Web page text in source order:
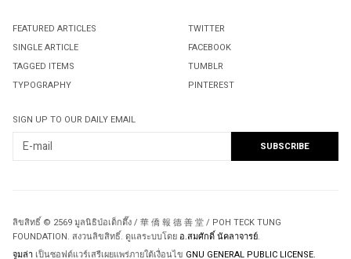
FEATURED ARTICLES
SINGLE ARTICLE
TAGGED ITEMS
TYPOGRAPHY
TWITTER
FACEBOOK
TUMBLR
PINTEREST
SIGN UP TO OUR DAILY EMAIL
ลิขสิทธิ์ © 2569 มูลนิธิป่อเต็กตึ๊ง / 華 僑 報 德 善 堂 / POH TECK TUNG
FOUNDATION. สงวนลิขสิทธิ์. ดูแลระบบโดย อ.สมศักดิ์ นัคลาจารย์.
จูมล่า เป็นซอฟต์แวร์เสรีเผยแพร่ภายใต้เงื่อนไข GNU GENERAL PUBLIC LICENSE.